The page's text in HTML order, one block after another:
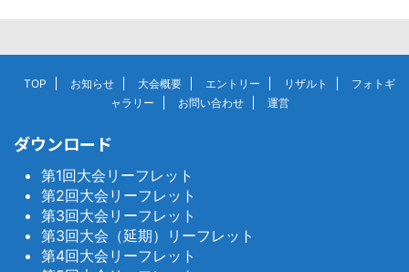
TOP お知らせ 大会概要 エントリー リザルト
フォトギ
ャラリー
お問い合わせ 運営
ダウンロード
第1回大会リーフレット
第2回大会リーフレット
第3回大会リーフレット
第3回大会（延期）リーフレット
第4回大会リーフレット